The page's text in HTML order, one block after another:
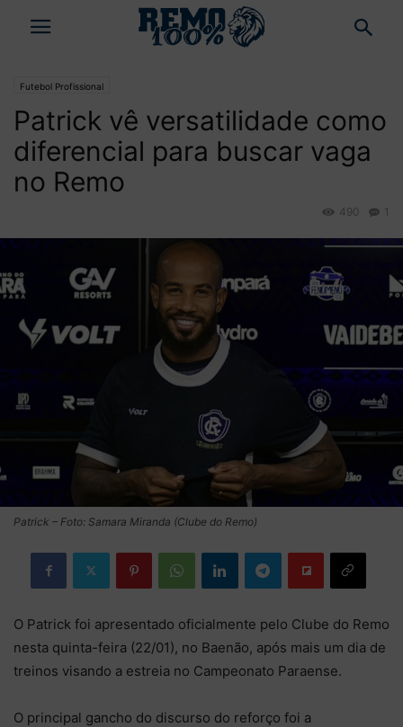
Futebol Profissional
Patrick vê versatilidade como
diferencial para buscar vaga
no Remo
1
490
Patrick – Foto: Samara Miranda (Clube do Remo)
O Patrick foi apresentado oficialmente pelo Clube do Remo
nesta quinta-feira (22/01), no Baenão, após mais um dia de
treinos visando a estreia no Campeonato Paraense.
O principal gancho do discurso do reforço foi a